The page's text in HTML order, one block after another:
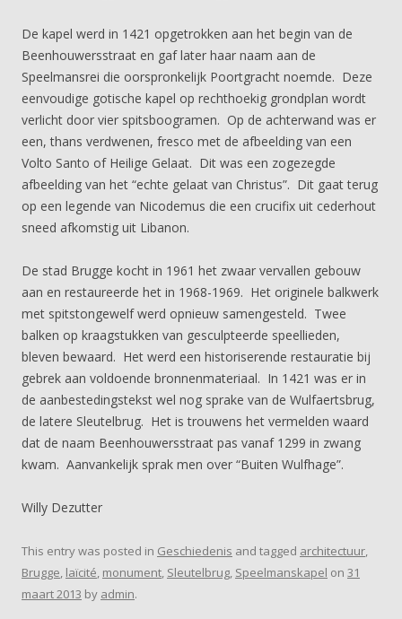
De kapel werd in 1421 opgetrokken aan het begin van de
Beenhouwersstraat en gaf later haar naam aan de
Speelmansrei die oorspronkelijk Poortgracht noemde. Deze
eenvoudige gotische kapel op rechthoekig grondplan wordt
verlicht door vier spitsboogramen. Op de achterwand was er
een, thans verdwenen, fresco met de afbeelding van een
Volto Santo of Heilige Gelaat. Dit was een zogezegde
afbeelding van het “echte gelaat van Christus”. Dit gaat terug
op een legende van Nicodemus die een crucifix uit cederhout
sneed afkomstig uit Libanon.
De stad Brugge kocht in 1961 het zwaar vervallen gebouw
aan en restaureerde het in 1968-1969. Het originele balkwerk
met spitstongewelf werd opnieuw samengesteld. Twee
balken op kraagstukken van gesculpteerde speellieden,
bleven bewaard. Het werd een historiserende restauratie bij
gebrek aan voldoende bronnenmateriaal. In 1421 was er in
de aanbestedingstekst wel nog sprake van de Wulfaertsbrug,
de latere Sleutelbrug. Het is trouwens het vermelden waard
dat de naam Beenhouwersstraat pas vanaf 1299 in zwang
kwam. Aanvankelijk sprak men over “Buiten Wulfhage”.
Willy Dezutter
This entry was posted in Geschiedenis and tagged architectuur,
Brugge, laïcité, monument, Sleutelbrug, Speelmanskapel on 31
maart 2013 by admin.